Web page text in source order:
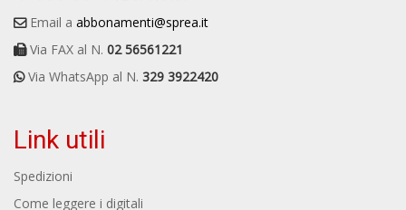
Email a abbonamenti@sprea.it
Via FAX al N. 02 56561221
Via WhatsApp al N. 329 3922420
Link utili
Spedizioni
Come leggere i digitali